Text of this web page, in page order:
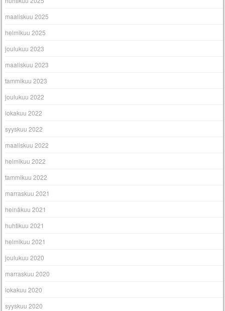
maaliskuu 2025
helmikuu 2025
joulukuu 2023
maaliskuu 2023
tammikuu 2023
joulukuu 2022
lokakuu 2022
syyskuu 2022
maaliskuu 2022
helmikuu 2022
tammikuu 2022
marraskuu 2021
heinäkuu 2021
huhtikuu 2021
helmikuu 2021
joulukuu 2020
marraskuu 2020
lokakuu 2020
syyskuu 2020